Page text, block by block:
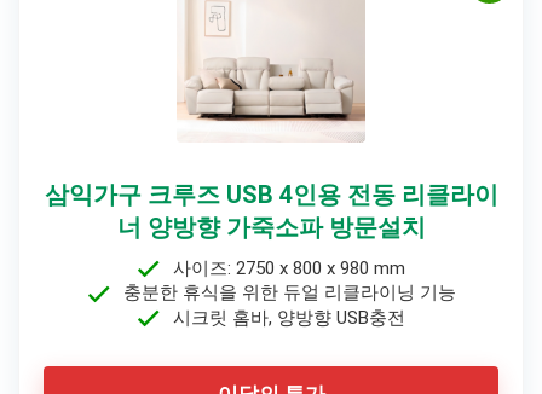
삼익가구 크루즈 USB 4인용 전동 리클라이
너 양방향 가죽소파 방문설치
사이즈: 2750 x 800 x 980 mm
충분한 휴식을 위한 듀얼 리클라이닝 기능
시크릿 홈바, 양방향 USB충전